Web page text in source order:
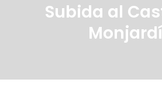
Subida al